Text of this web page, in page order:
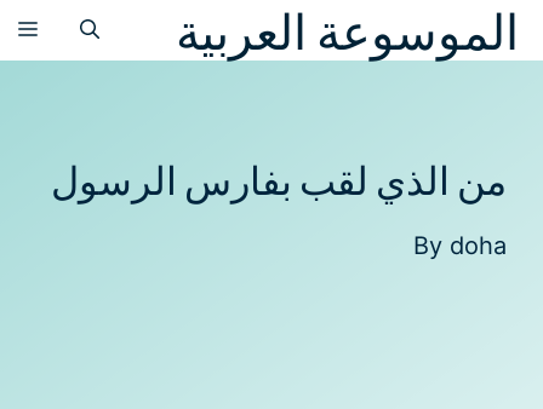
انتقلالموسوعة العربية
من الذي لقب بفارس الرسول
By doha